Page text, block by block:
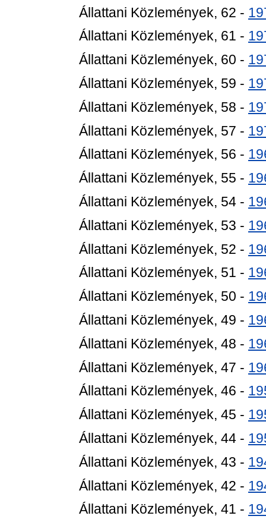
Állattani Közlemények, 62 -
Állattani Közlemények, 61 -
Állattani Közlemények, 60 -
Állattani Közlemények, 59 -
Állattani Közlemények, 58 -
Állattani Közlemények, 57 -
Állattani Közlemények, 56 -
Állattani Közlemények, 55 -
Állattani Közlemények, 54 -
Állattani Közlemények, 53 -
Állattani Közlemények, 52 -
Állattani Közlemények, 51 -
Állattani Közlemények, 50 -
Állattani Közlemények, 49 -
Állattani Közlemények, 48 -
Állattani Közlemények, 47 -
Állattani Közlemények, 46 -
Állattani Közlemények, 45 -
Állattani Közlemények, 44 -
Állattani Közlemények, 43 -
Állattani Közlemények, 42 -
Állattani Közlemények, 41 -